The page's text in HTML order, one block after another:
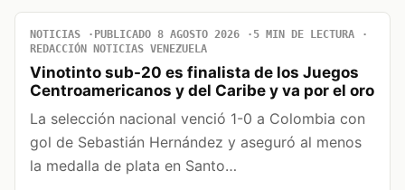
NOTICIAS PUBLICADO 8 AGOSTO 2026
5 MIN DE LECTURA
REDACCIÓN NOTICIAS VENEZUELA
Vinotinto sub-20 es finalista de los Juegos
Centroamericanos y del Caribe y va por el oro
La selección nacional venció 1-0 a Colombia con
gol de Sebastián Hernández y aseguró al menos
la medalla de plata en Santo…